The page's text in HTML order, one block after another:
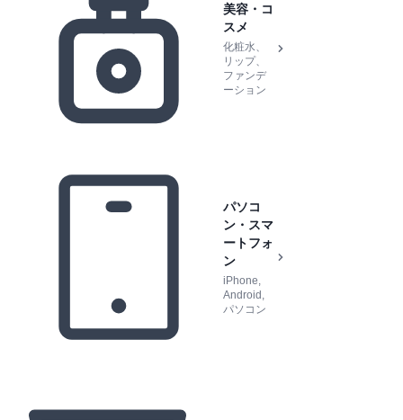
美容・コ
スメ
化粧水、
リップ、
ファンデ
ーション
パソコ
ン・スマ
ートフォ
ン
iPhone,
Android,
パソコン